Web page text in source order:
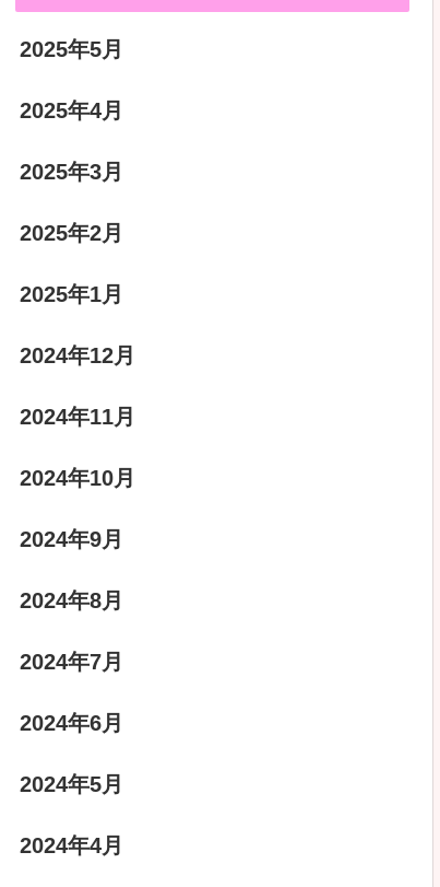
2025年5月
2025年4月
2025年3月
2025年2月
2025年1月
2024年12月
2024年11月
2024年10月
2024年9月
2024年8月
2024年7月
2024年6月
2024年5月
2024年4月